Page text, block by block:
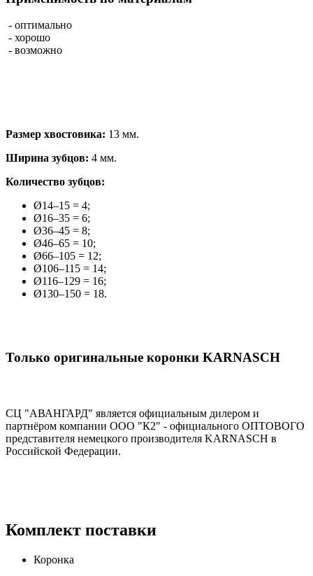
- оптимально
- хорошо
- возможно
Размер хвостовика: 13 мм.
Ширина зубцов: 4 мм.
Количество зубцов:
Ø14–15 = 4;
Ø16–35 = 6;
Ø36–45 = 8;
Ø46–65 = 10;
Ø66–105 = 12;
Ø106–115 = 14;
Ø116–129 = 16;
Ø130–150 = 18.
Только оригинальные коронки KARNASCH
СЦ "АВАНГАРД" является официальным дилером и
партнёром компании OOO "К2" - официального ОПТОВОГО
представителя немецкого производителя KARNASCH в
Российской Федерации.
Комплект поставки
Коронка